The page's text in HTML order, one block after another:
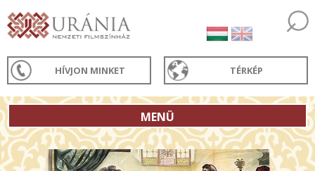
HÍVJON MINKET TÉRKÉP
MENÜ